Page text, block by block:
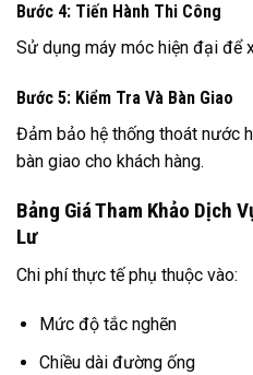
Bước 4: Tiến Hành Thi Công
Sử dụng máy móc hiện đại để
Bước 5: Kiểm Tra Và Bàn Giao
Đảm bảo hệ thống thoát nước
bàn giao cho khách hàng.
Bảng Giá Tham Khảo Dịch
Lư
Chi phí thực tế phụ thuộc vào:
Mức độ tắc nghẽn
Chiều dài đường ống